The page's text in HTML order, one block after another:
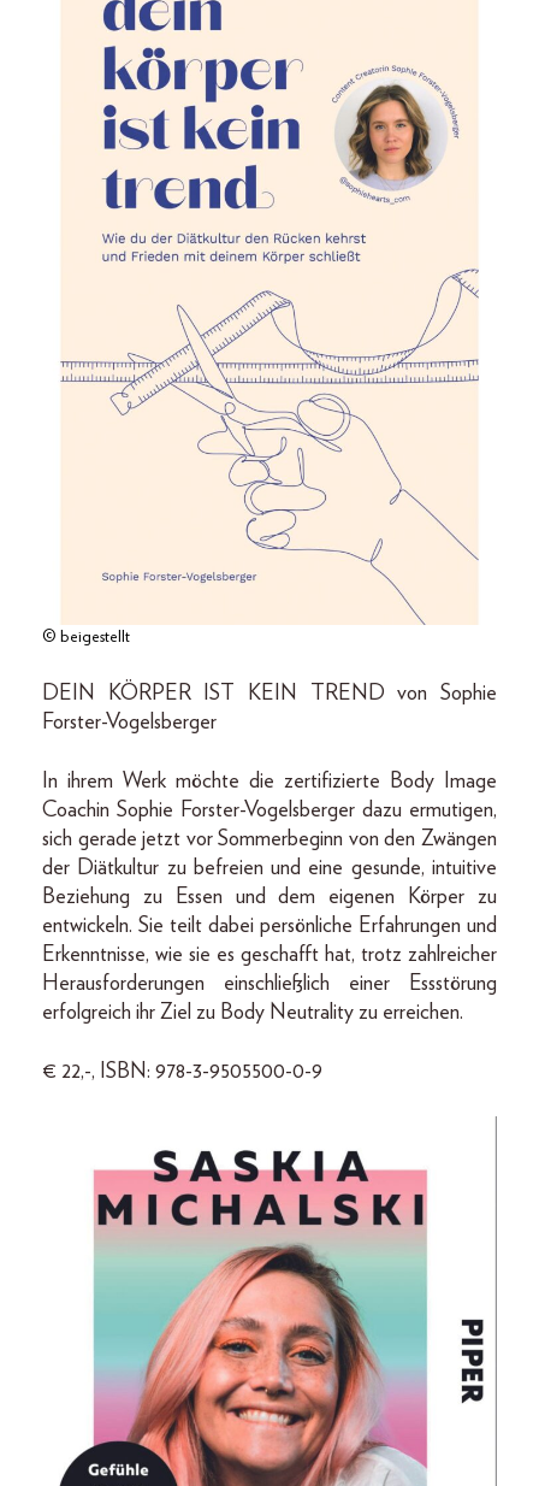
© beigestellt
DEIN KÖRPER IST KEIN TREND von Sophie
Forster-Vogelsberger
In ihrem Werk möchte die zertifizierte Body Image
Coachin Sophie Forster-Vogelsberger dazu ermutigen,
sich gerade jetzt vor Sommerbeginn von den Zwängen
der Diätkultur zu befreien und eine gesunde, intuitive
Beziehung zu Essen und dem eigenen Körper zu
entwickeln. Sie teilt dabei persönliche Erfahrungen und
Erkenntnisse, wie sie es geschafft hat, trotz zahlreicher
Herausforderungen einschließlich einer Essstörung
erfolgreich ihr Ziel zu Body Neutrality zu erreichen.
€ 22,-, ISBN: 978-3-9505500-0-9